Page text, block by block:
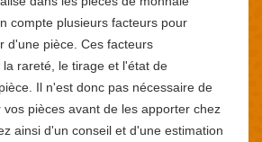
compte plusieurs facteurs pour
d'une pièce. Ces facteurs
rareté, le tirage et l'état de
Il n'est donc pas nécessaire de
pièces avant de les apporter chez
ainsi d'un conseil et d'une estimation